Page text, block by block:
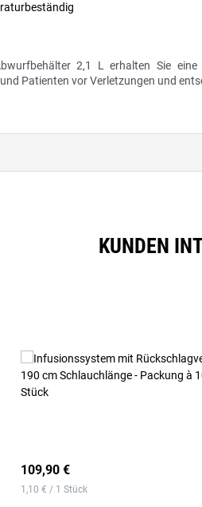
2,1 L erhalten Sie
Patienten vor Verletzungen und
KUNDEN
109,90 €
1,10 € / 1 Stück